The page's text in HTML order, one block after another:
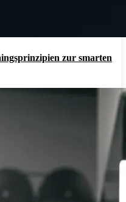
zur smarten